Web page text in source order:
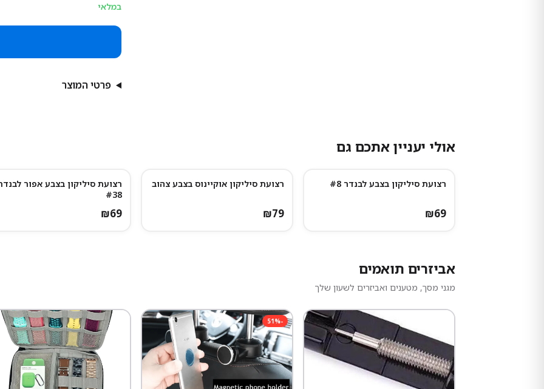
במלאי
פרטי המוצר
אולי יעניין אתכם גם
רצועת סיליקון בצבע לבנדר #8
₪69
רצועת סיליקון אוקיינוס בצבע צהוב
₪79
רצועת סיליקון בצבע אפור
#38
₪69
אביזרים תואמים
מגני מסך, מטענים ואביזרים לשעון שלך
-
51%